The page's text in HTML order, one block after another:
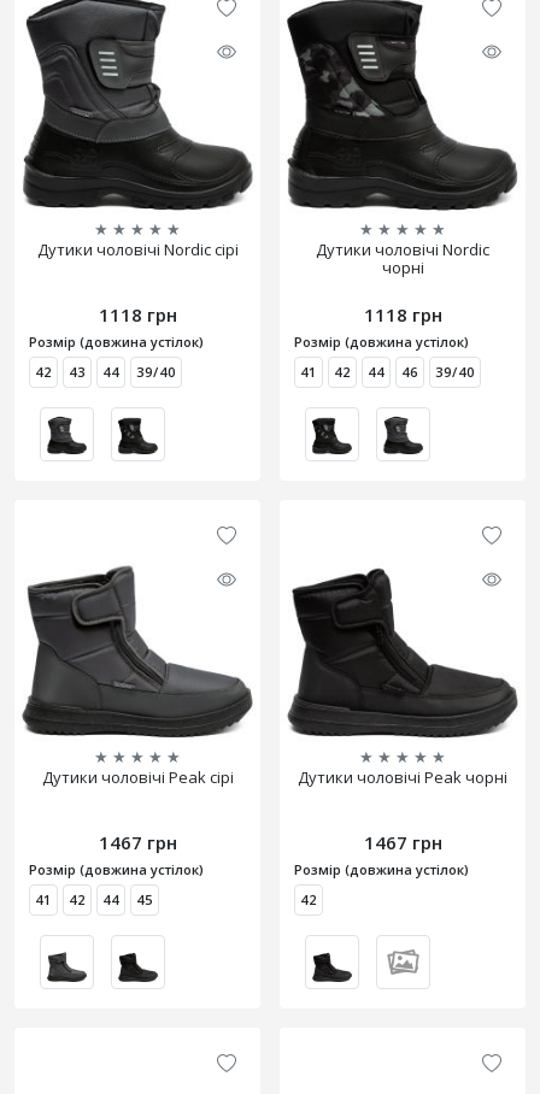
★ ★ ★ ★ ★
Дутики чоловічі Nordic сірі
1118 грн
Розмір (довжина устілок)
42
43 44 39/40
★ ★ ★ ★ ★
Дутики чоловічі Nordic
чорні
1118 грн
Розмір (довжина устілок)
41
42 44 46 39/40
★ ★ ★ ★ ★
Дутики чоловічі Peak сірі
1467 грн
Розмір (довжина устілок)
41
42 44 45
★ ★ ★ ★ ★
Дутики чоловічі Peak чорні
1467 грн
Розмір (довжина устілок)
42